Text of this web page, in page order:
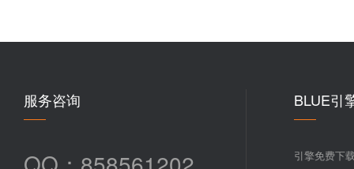
服务咨询 BLUE引
引擎免费下